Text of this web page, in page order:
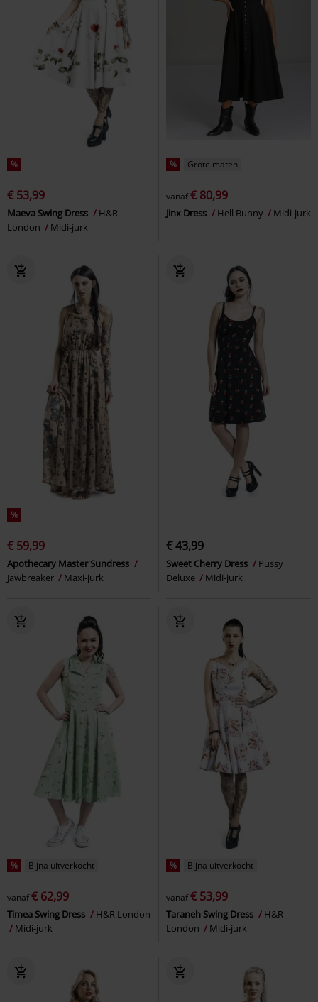
%
€ 53,99
Maeva Swing Dress
H&R
London
Midi-jurk
% Grote maten
vanaf€ 80,99
Jinx Dress Hell Bunny Midi-jurk
%
€ 59,99
Apothecary Master Sundress
Jawbreaker
Maxi-jurk
€ 43,99
Sweet Cherry Dress
Pussy
Deluxe
Midi-jurk
% Bijna uitverkocht
vanaf€ 62,99
Timea Swing Dress
H&R London
Midi-jurk
% Bijna uitverkocht
vanaf€ 53,99
Taraneh Swing Dress
H&R
London
Midi-jurk